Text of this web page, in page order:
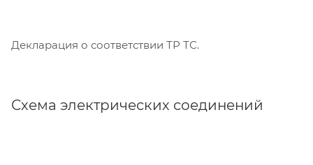
Декларация о соответствии ТР ТС.
Схема электрических соединений